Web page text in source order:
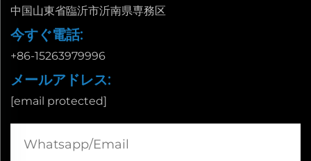
中国山東省臨沂市沂南県専務区
今すぐ電話:
+86-15263979996
メールアドレス:
[email protected]